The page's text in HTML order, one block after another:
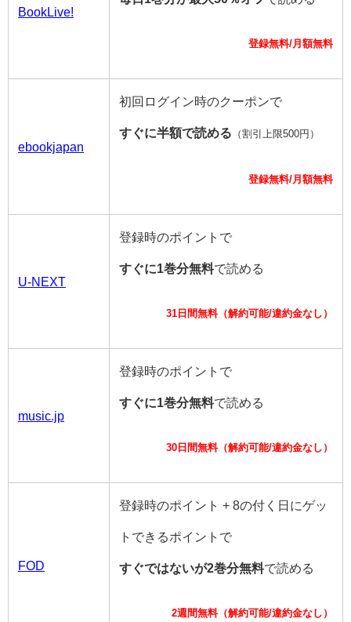
BookLive!
登録無料/月額無料
ebookjapan
初回ログイン時のクーポンで
すぐに半額で読める （割引上限500円）
登録無料/月額無料
U-NEXT
登録時のポイントで
すぐに1巻分無料で読める
31日間無料（解約可能/違約金なし）
music.jp
登録時のポイントで
すぐに1巻分無料で読める
30日間無料（解約可能/違約金なし）
FOD
登録時のポイント + 8の付く日にゲッ
トできるポイントで
すぐではないが2巻分無料で読める
2週間無料（解約可能/違約金なし）